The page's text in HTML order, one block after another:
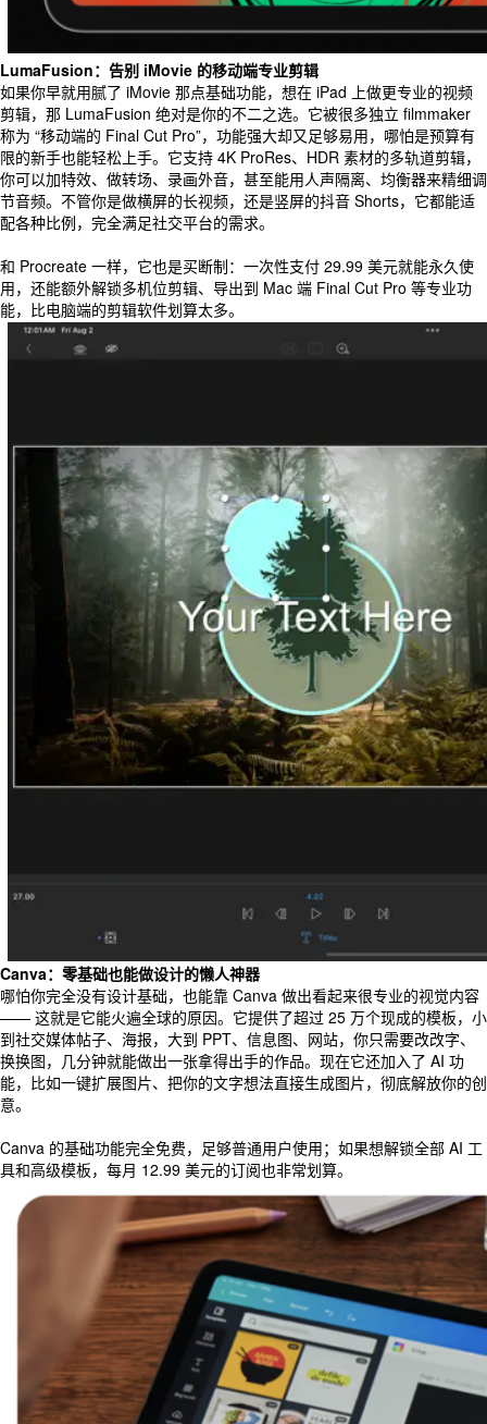
LumaFusion：告别 iMovie 的移动端专业剪辑
如果你早就用腻了 iMovie 那点基础功能，想在 iPad 上做更专业的视频
剪辑，那 LumaFusion 绝对是你的不二之选。它被很多独立 filmmaker
称为 “移动端的 Final Cut Pro”，功能强大却又足够易用，哪怕是预算有
限的新手也能轻松上手。它支持 4K ProRes、HDR 素材的多轨道剪辑，
你可以加特效、做转场、录画外音，甚至能用人声隔离、均衡器来精细调
节音频。不管你是做横屏的长视频，还是竖屏的抖音 Shorts，它都能适
配各种比例，完全满足社交平台的需求。
和 Procreate 一样，它也是买断制：一次性支付 29.99 美元就能永久使
用，还能额外解锁多机位剪辑、导出到 Mac 端 Final Cut Pro 等专业功
能，比电脑端的剪辑软件划算太多。
Canva：零基础也能做设计的懒人神器
哪怕你完全没有设计基础，也能靠 Canva 做出看起来很专业的视觉内容
—— 这就是它能火遍全球的原因。它提供了超过 25 万个现成的模板，小
到社交媒体帖子、海报，大到 PPT、信息图、网站，你只需要改改字、
换换图，几分钟就能做出一张拿得出手的作品。现在它还加入了 AI 功
能，比如一键扩展图片、把你的文字想法直接生成图片，彻底解放你的创
意。
Canva 的基础功能完全免费，足够普通用户使用；如果想解锁全部 AI 工
具和高级模板，每月 12.99 美元的订阅也非常划算。